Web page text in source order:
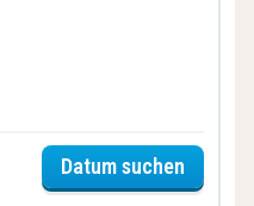
Datum suchen